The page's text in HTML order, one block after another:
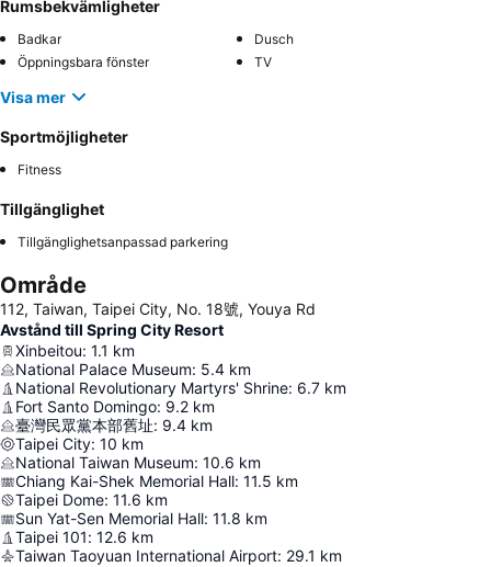
Rumsbekvämligheter
Badkar
Dusch
Öppningsbara fönster
TV
Visa mer
Sportmöjligheter
Fitness
Tillgänglighet
Tillgänglighetsanpassad parkering
Område
112, Taiwan, Taipei City, No. 18號, Youya Rd
Avstånd till Spring City Resort
Xinbeitou: 1.1 km
National Palace Museum: 5.4 km
National Revolutionary Martyrs' Shrine: 6.7 km
Fort Santo Domingo: 9.2 km
臺灣民眾黨本部舊址: 9.4 km
Taipei City: 10 km
National Taiwan Museum: 10.6 km
Chiang Kai-Shek Memorial Hall: 11.5 km
Taipei Dome: 11.6 km
Sun Yat-Sen Memorial Hall: 11.8 km
Taipei 101: 12.6 km
Taiwan Taoyuan International Airport: 29.1 km